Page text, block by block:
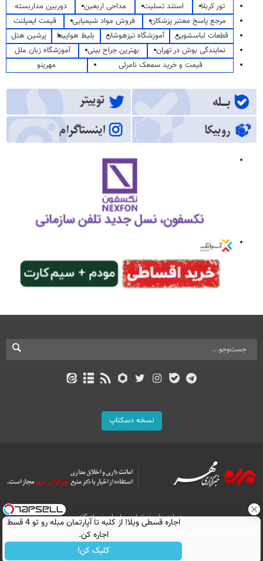
تور کربلا
استند تسلیت مداحی اربعین
دوربین مداربسته
مرجع پاسخ معتبر پزشکان
فروش مواد شیمیایی
قیمت ایمپلنت
قطعات لباسشویی
آموزشگاه تیزهوشان بلیط هواپیما
پرشین هتل
نمایندگی بوش در تهران
بهترین جراح بینی
آموزشگاه زبان ملل
قیمت و خرید سمعک نامرئی
مهرینو
نسخه دسکتاپ
درباره ما تماس با ما
بازرگانی
All Content by Mehr News Agency is licensed under a Creative Commons
Attribution 4.0 International License.
اجاره‌ قسطی ویلا! از کلبه تا آپارتمان مبله رو تو 4 قسط
اجاره کن.
کلیک کن!